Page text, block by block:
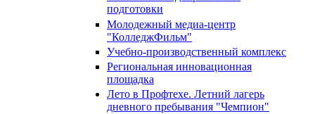
подготовки
Молодежный медиа-центр
"КолледжФильм"
Учебно-производственный комплекс
Региональная инновационная
площадка
Лето в Профтехе. Летний лагерь
дневного пребывания "Чемпион"